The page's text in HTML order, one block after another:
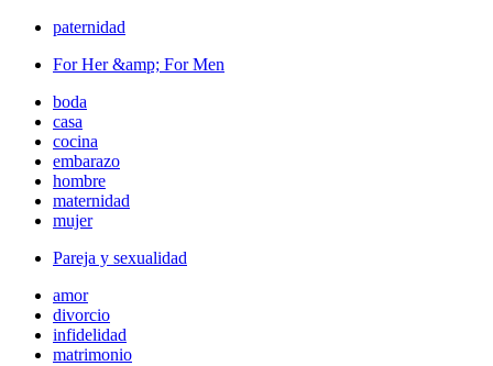
paternidad
For Her &amp; For Men
boda
casa
cocina
embarazo
hombre
maternidad
mujer
Pareja y sexualidad
amor
divorcio
infidelidad
matrimonio